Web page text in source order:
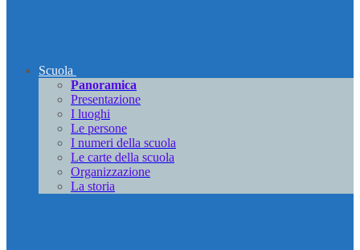
Scuola
Panoramica
Presentazione
I luoghi
Le persone
I numeri della scuola
Le carte della scuola
Organizzazione
La storia